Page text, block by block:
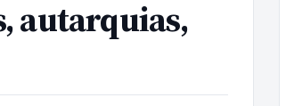
autarquias,